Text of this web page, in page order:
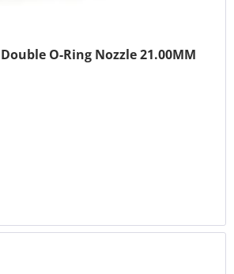
O-Ring Nozzle 21.00MM